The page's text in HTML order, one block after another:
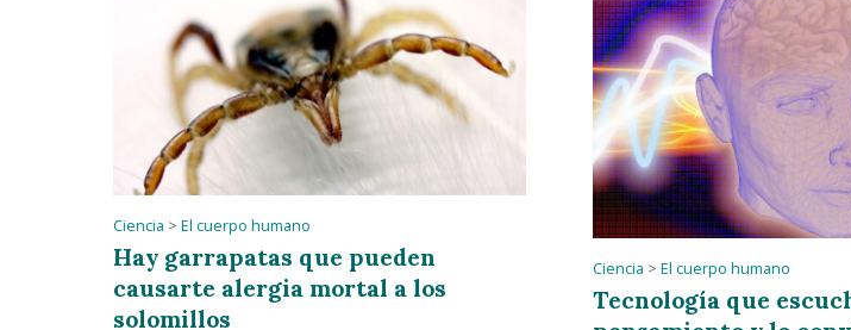
Ciencia > El cuerpo humano
Hay garrapatas que pueden
causarte alergia mortal a los
solomillos
Ciencia > El cuerpo humano
Tecnología que